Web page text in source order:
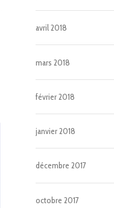
avril 2018
mars 2018
février 2018
janvier 2018
décembre 2017
octobre 2017